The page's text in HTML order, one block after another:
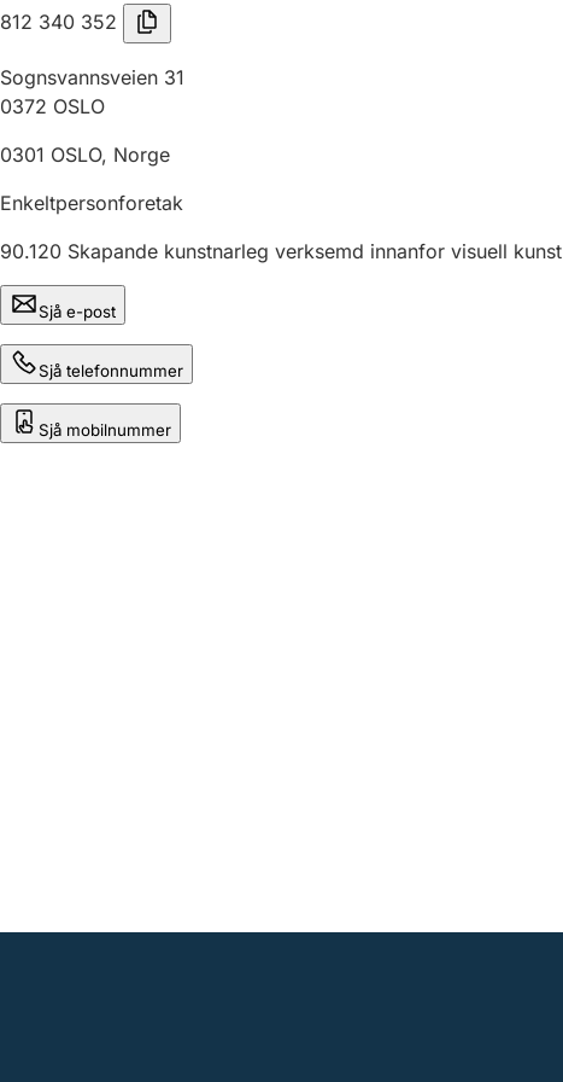
812 340 352
Sognsvannsveien 31
0372 OSLO
0301 OSLO, Norge
Enkeltpersonforetak
90.120 Skapande kunstnarleg verksemd innanfor visuell kunst
Sjå e-post
Sjå telefonnummer
Sjå mobilnummer